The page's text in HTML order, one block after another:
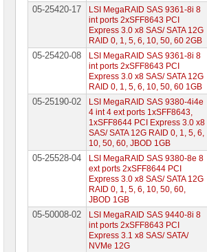
контроллеры
HBA-
адаптеры
Adaptec
RAID-
05-25420-17
LSI MegaRAID SAS 9361-8i 8
int ports 2xSFF8643 PCI
Express 3.0 x8 SAS/ SATA 12G
RAID 0, 1, 5, 6, 10, 50, 60 2GB
05-25420-08
LSI MegaRAID SAS 9361-8i 8
int ports 2xSFF8643 PCI
Express 3.0 x8 SAS/ SATA 12G
RAID 0, 1, 5, 6, 10, 50, 60 1GB
05-25190-02
LSI MegaRAID SAS 9380-4i4e
4 int 4 ext ports 1xSFF8643,
1xSFF8644 PCI Express 3.0 x8
SAS/ SATA 12G RAID 0, 1, 5, 6,
10, 50, 60, JBOD 1GB
05-25528-04
LSI MegaRAID SAS 9380-8e 8
ext ports 2xSFF8644 PCI
Express 3.0 x8 SAS/ SATA 12G
RAID 0, 1, 5, 6, 10, 50, 60,
JBOD 1GB
05-50008-02
LSI MegaRAID SAS 9440-8i 8
int ports 2xSFF8643 PCI
Express 3.1 x8 SAS/ SATA/
NVMe 12G